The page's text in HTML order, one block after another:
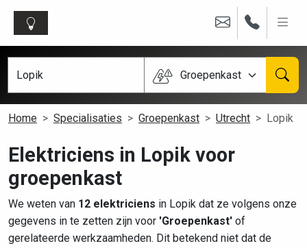
Groepenkast
Home Specialisaties Groepenkast Utrecht Lopik
Elektriciens in Lopik voor
groepenkast
We weten van 12 elektriciens in Lopik dat ze volgens onze
gegevens in te zetten zijn voor 'Groepenkast' of
gerelateerde werkzaamheden. Dit betekend niet dat de